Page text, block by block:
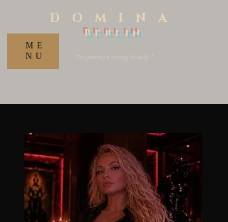
DOMINA
Berlin
"No fantasy is ‘wrong’ in itself.."
ME
NU